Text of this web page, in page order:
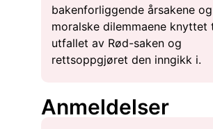
bakenforliggende årsakene
moralske dilemmaene knyttet
utfallet av Rød-saken og
rettsoppgjøret den inngikk i.
Anmeldelser